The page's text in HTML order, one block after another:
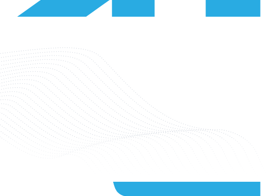
GPRS repose sur une carte SIM
d'adressage et la charge utile réelle des données.
de destination.